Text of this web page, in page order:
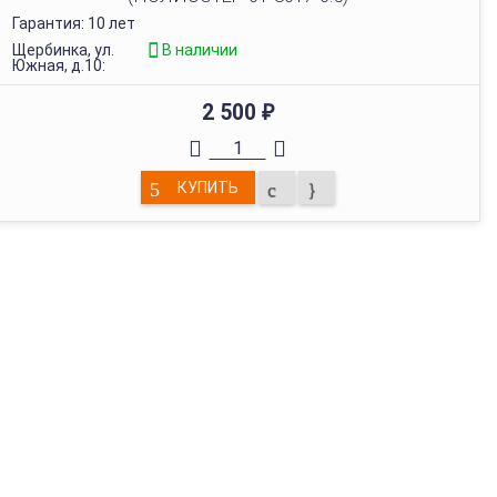
Гарантия: 10 лет
Щербинка, ул.
Южная, д.10:
В наличии
2 500 ₽
КУПИТЬ